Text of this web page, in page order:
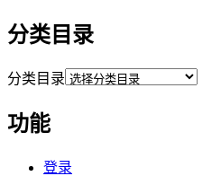
分类目录
分类目录
功能
登录